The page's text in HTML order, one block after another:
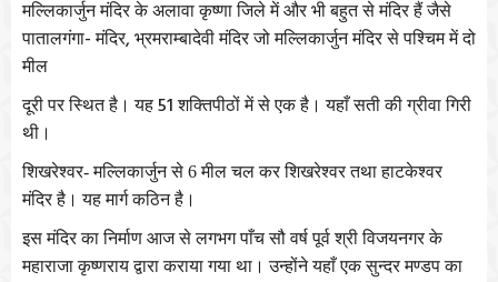
मल्लिकार्जुन मंदिर के अलावा कृष्णा जिले में और भी बहुत से मंदिर हैं जैसे
पातालगंगा-मंदिर, भ्रमराम्बादेवी मंदिर जो मल्लिकार्जुन मंदिर से पश्चिम में दो
मील
दूरी पर स्थित है। यह 51शक्तिपीठों में से एक है। यहाँ सती की ग्रीवा गिरी
थी।
शिखरेश्वर-मल्लिकार्जुन से 6मील चल कर शिखरेश्वर तथा हाटकेश्वर
मंदिर है। यह मार्ग कठिन है।
इस मंदिर का निर्माण आज से लगभग पाँच सौ वर्ष पूर्व श्री विजयनगर के
महाराजा कृष्णराय द्वारा कराया गया था। उन्होंने यहाँ एक सुन्दर मण्डप का